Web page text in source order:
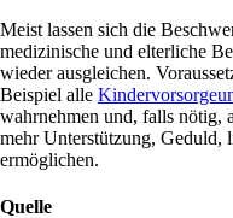
Meist lassen sich die
medizinische und elterliche
wieder ausgleichen.
Beispiel alle
wahrnehmen und, falls nötig,
mehr Unterstützung, Geduld,
ermöglichen.
Quelle